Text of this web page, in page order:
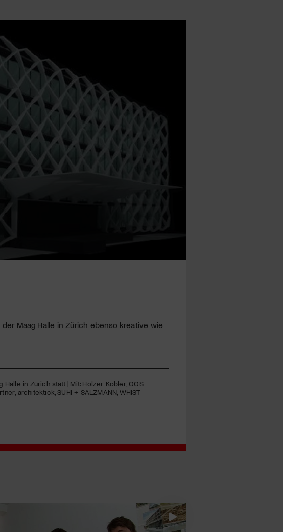
Maag Halle in Zürich ebenso kreative wie
Halle in Zürich statt | Mit: Holzer Kobler,OOS
architektick,SUHI + SALZMANN WHIST